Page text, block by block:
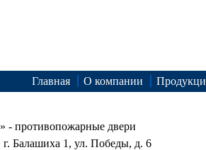
Главная О компании
противопожарные двери
г. Балашиха 1, ул. Победы, д. 6